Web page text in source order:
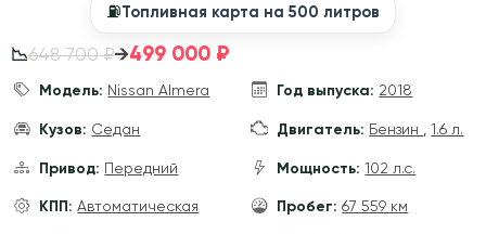
⛽️Топливная карта на 500 литров
📉648 700 ₽→499 000 ₽
Модель: Nissan Almera Год выпуска: 2018
Кузов: Седан Двигатель: Бензин ,1.6 л.
Привод: Передний Мощность: 102 л.с.
КПП: Автоматическая Пробег: 67 559 км